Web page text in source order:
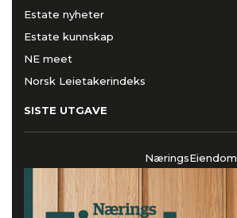
Estate nyheter
Estate kunnskap
NE meet
Norsk Leietakerindeks
SISTE UTGAVE
NæringsEiendom